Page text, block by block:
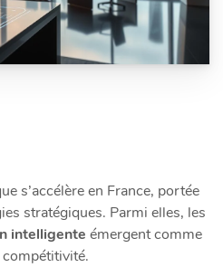
s’accélère en France, portée
stratégiques. Parmi elles, les
intelligente émergent comme